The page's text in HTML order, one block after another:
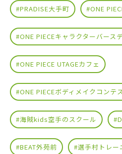
#PRADISE大手町 #ONE
#ONE PIECEキャラクターバース
#ONE PIECE UTAGEカフェ
#ONE PIECEボディメイクコンテ
#海賊kids空手のスクール
#BEAT外苑前 #選手村トレー